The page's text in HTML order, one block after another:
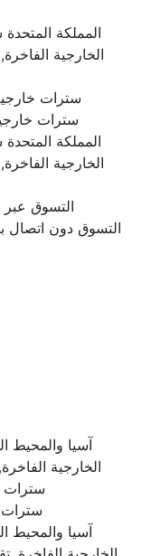
المملكة
الخارجية
سترات
سترات
المملكة
الخارجية
التسوق عبر
التسوق دون اتصال
آسيا والمحيط
الخارجية
سترات
سترات
آسيا والمحيط